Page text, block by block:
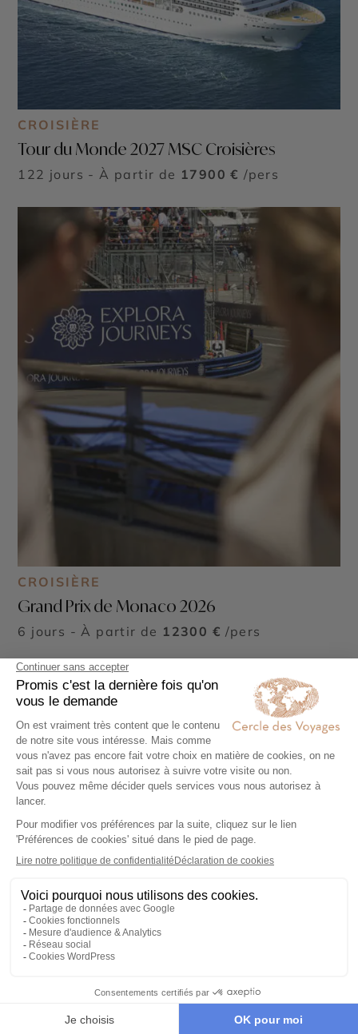
CROISIÈRE
Tour du Monde 2027 MSC Croisières
122 jours - À partir de 17900 € /pers
CROISIÈRE
Grand Prix de Monaco 2026
6 jours - À partir de 12300 € /pers